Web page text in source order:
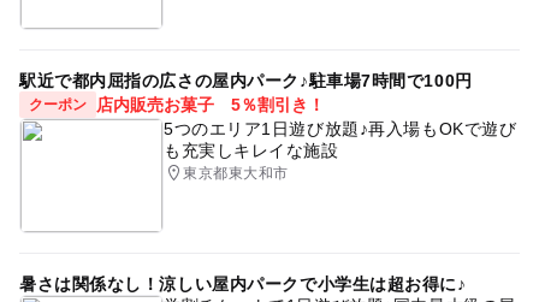
駅近で都内屈指の広さの屋内パーク♪駐車場7時間で100円
クーポン
店内販売お菓子 5％割引き！
5つのエリア1日遊び放題♪再入場もOKで遊び
も充実しキレイな施設
東京都東大和市
暑さは関係なし！涼しい屋内パークで小学生は超お得に♪